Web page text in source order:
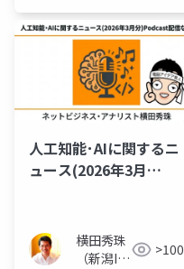
ト）
人工知能･AIに関するニ
ュース(2026年3月
横田秀珠
（新潟IT
>100